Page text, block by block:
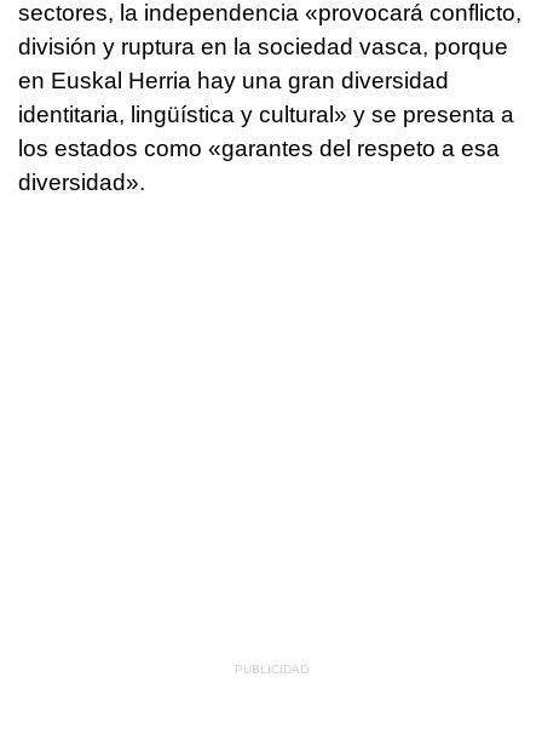
sectores, la independencia «provocará conflicto,
división y ruptura en la sociedad vasca, porque
en Euskal Herria hay una gran diversidad
identitaria, lingüística y cultural» y se presenta a
los estados como «garantes del respeto a esa
diversidad».